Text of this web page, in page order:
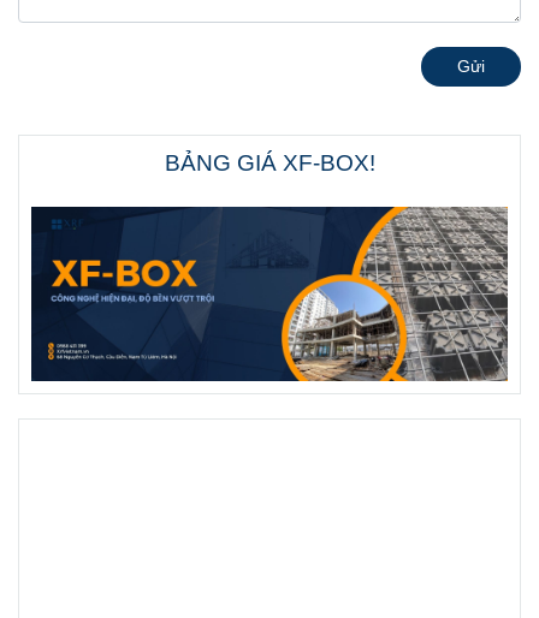
Gửi
BẢNG GIÁ XF-BOX!